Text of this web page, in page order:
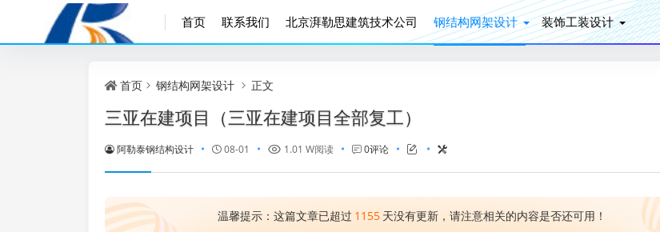
首页 联系我们 北京湃勒思建筑技术公司 钢结构网架设计 装饰工装设计
首页 钢结构网架设计 正文
三亚在建项目（三亚在建项目全部复工）
阿勒泰钢结构设计 08-01 1.01 W阅读 0评论
温馨提示：这篇文章已超过 1155 天没有更新，请注意相关的内容是否还可用！